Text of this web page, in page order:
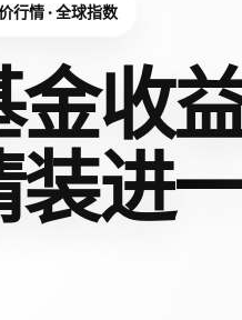
行情 · 全球指数
金收
装进